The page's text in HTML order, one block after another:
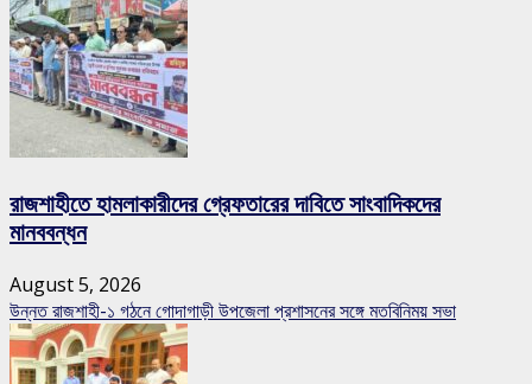
রাজশাহীতে হামলাকারীদের গ্রেফতারের দাবিতে সাংবাদিকদের
মানববন্ধন
August 5, 2026
উন্নত রাজশাহী-১ গঠনে গোদাগাড়ী উপজেলা প্রশাসনের সঙ্গে মতবিনিময় সভা